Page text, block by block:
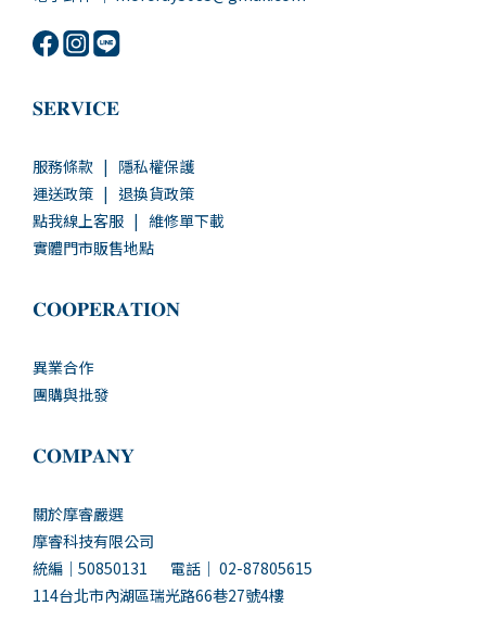
𝐒𝐄𝐑𝐕𝐈𝐂𝐄
服務條款 | 隱私權保護
運送政策 | 退換貨政策
點我線上客服 | 維修單下載
實體門市販售地點
𝐂𝐎𝐎𝐏𝐄𝐑𝐀𝐓𝐈𝐎𝐍
異業合作
團購與批發
𝐂𝐎𝐌𝐏𝐀𝐍𝐘
關於摩睿嚴選
摩睿科技有限公司
統編｜50850131 電話｜ 02-87805615
114台北市內湖區瑞光路66巷27號4樓